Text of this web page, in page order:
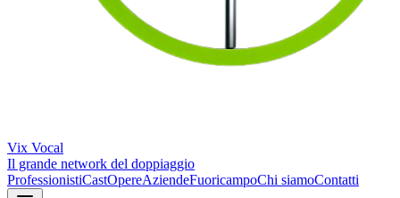
Vix Vocal
Il grande network del doppiaggio
ProfessionistiCastOpereAziendeFuoricampoChi siamoContatti